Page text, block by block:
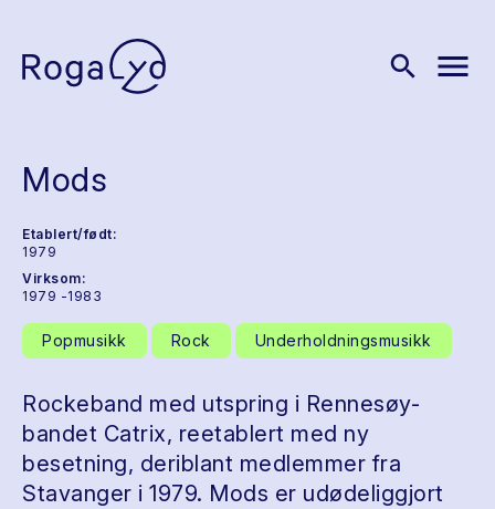
search menu
Mods
Etablert/født:
1979
Virksom:
1979 -1983
Popmusikk Rock Underholdningsmusikk
Rockeband med utspring i Rennesøy-
bandet Catrix, reetablert med ny
besetning, deriblant medlemmer fra
Stavanger i 1979. Mods er udødeliggjort